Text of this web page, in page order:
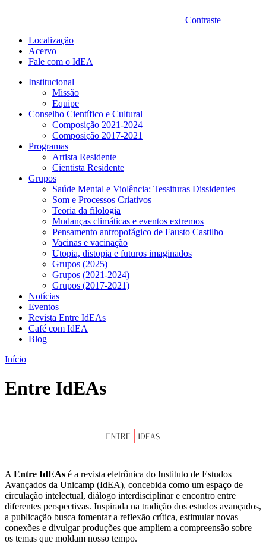
Contraste
Localização
Acervo
Fale com o IdEA
Institucional
Missão
Equipe
Conselho Científico e Cultural
Composição 2021-2024
Composição 2017-2021
Programas
Artista Residente
Cientista Residente
Grupos
Saúde Mental e Violência: Tessituras Dissidentes
Som e Processos Criativos
Teoria da filologia
Mudanças climáticas e eventos extremos
Pensamento antropofágico de Fausto Castilho
Vacinas e vacinação
Utopia, distopia e futuros imaginados
Grupos (2025)
Grupos (2021-2024)
Grupos (2017-2021)
Notícias
Eventos
Revista Entre IdEAs
Café com IdEA
Blog
Início
Entre IdEAs
A Entre IdEAs é a revista eletrônica do Instituto de Estudos
Avançados da Unicamp (IdEA), concebida como um espaço de
circulação intelectual, diálogo interdisciplinar e encontro entre
diferentes perspectivas. Inspirada na tradição dos estudos avançados,
a publicação busca fomentar a reflexão crítica, estimular novas
conexões e divulgar produções que ampliem a compreensão sobre
os temas que moldam nosso tempo.